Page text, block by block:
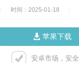
时间：2025-01-18
苹果下载
安卓市场，安